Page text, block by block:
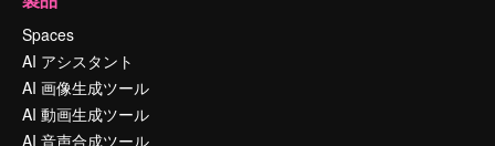
Spaces
AI アシスタント
AI 画像生成ツール
AI 動画生成ツール
AI 音声合成ツール